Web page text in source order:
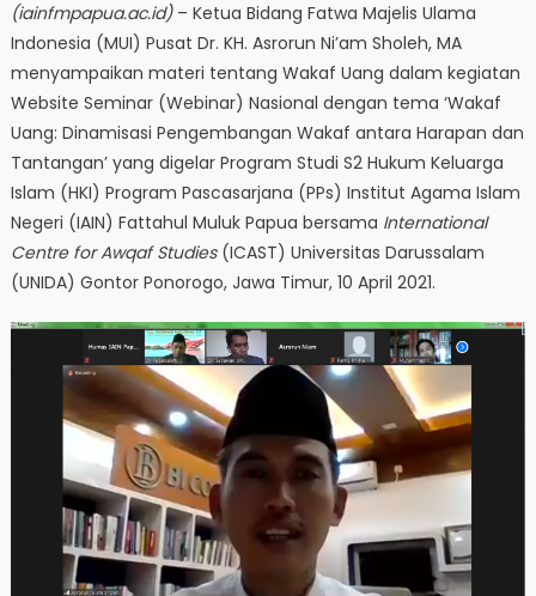
(iainfmpapua.ac.id)– Ketua Bidang Fatwa Majelis Ulama
Indonesia (MUI) Pusat Dr. KH. Asrorun Ni’am Sholeh, MA
menyampaikan materi tentang Wakaf Uang dalam kegiatan
Website Seminar (Webinar) Nasional dengan tema ‘Wakaf
Uang: Dinamisasi Pengembangan Wakaf antara Harapan dan
Tantangan’ yang digelar Program Studi S2 Hukum Keluarga
Islam (HKI) Program Pascasarjana (PPs) Institut Agama Islam
Negeri (IAIN) Fattahul Muluk Papua bersama International
Centre for Awqaf Studies(ICAST) Universitas Darussalam
(UNIDA) Gontor Ponorogo, Jawa Timur, 10 April 2021.